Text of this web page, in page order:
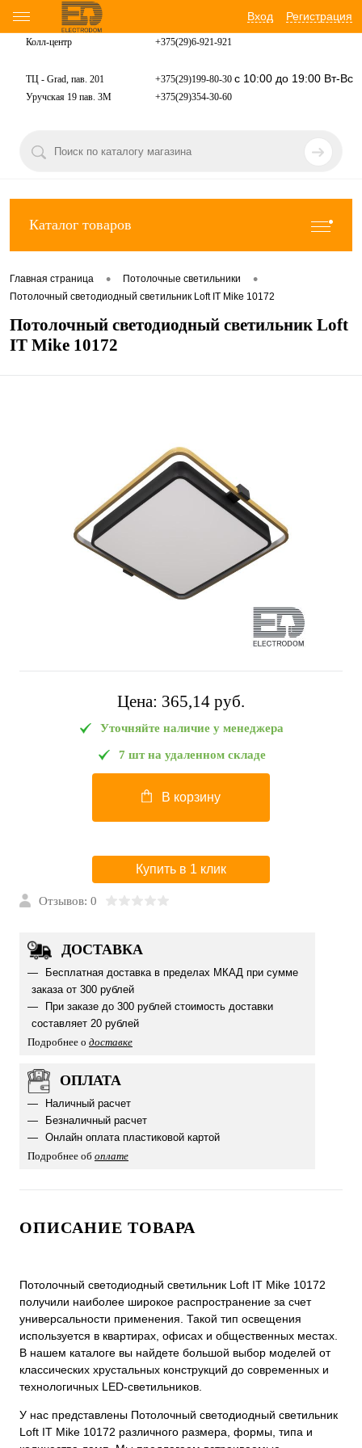
Вход Регистрация
Колл-центр +375(29)6-921-921
ТЦ - Grad, пав. 201 +375(29)199-80-30 с 10:00 до 19:00 Вт-Вс
Уручская 19 пав. 3М +375(29)354-30-60
Каталог товаров
Главная страница • Потолочные светильники •
Потолочный светодиодный светильник Loft IT Mike 10172
Потолочный светодиодный светильник Loft
IT Mike 10172
Цена: 365,14 pуб.
Уточняйте наличие у менеджера
7 шт на удаленном складе
В корзину
Купить в 1 клик
Отзывов: 0
ДОСТАВКА
Бесплатная доставка в пределах МКАД при сумме
заказа от 300 рублей
При заказе до 300 рублей стоимость доставки
составляет 20 рублей
Подробнее о доставке
ОПЛАТА
Наличный расчет
Безналичный расчет
Онлайн оплата пластиковой картой
Подробнее об оплате
ОПИСАНИЕ ТОВАРА
Потолочный светодиодный светильник Loft IT Mike 10172
получили наиболее широкое распространение за счет
универсальности применения. Такой тип освещения
используется в квартирах, офисах и общественных местах.
В нашем каталоге вы найдете большой выбор моделей от
классических хрустальных конструкций до современных и
технологичных LED-светильников.
У нас представлены Потолочный светодиодный светильник
Loft IT Mike 10172 различного размера, формы, типа и